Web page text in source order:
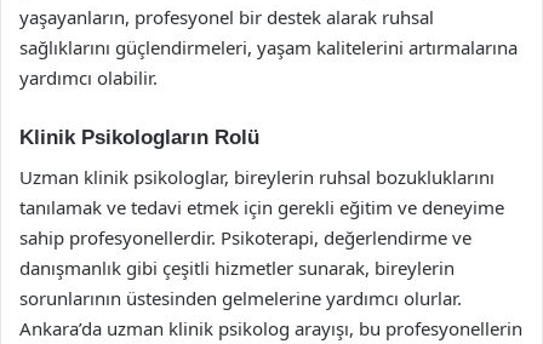
yaşayanların, profesyonel bir destek alarak ruhsal
sağlıklarını güçlendirmeleri, yaşam kalitelerini artırmalarına
yardımcı olabilir.
Klinik Psikologların Rolü
Uzman klinik psikologlar, bireylerin ruhsal bozukluklarını
tanılamak ve tedavi etmek için gerekli eğitim ve deneyime
sahip profesyonellerdir. Psikoterapi, değerlendirme ve
danışmanlık gibi çeşitli hizmetler sunarak, bireylerin
sorunlarının üstesinden gelmelerine yardımcı olurlar.
Ankara’da uzman klinik psikolog arayışı, bu profesyonellerin